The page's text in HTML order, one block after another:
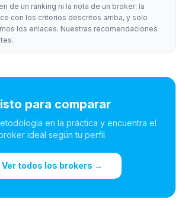
de un ranking ni la nota de un broker: la
con los criterios descritos arriba, y solo
los enlaces. Nuestras recomendaciones
para comparar
en la práctica y encuentra el
ideal según tu perfil.
Ver todos los brokers →